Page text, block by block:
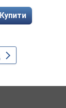
Купити